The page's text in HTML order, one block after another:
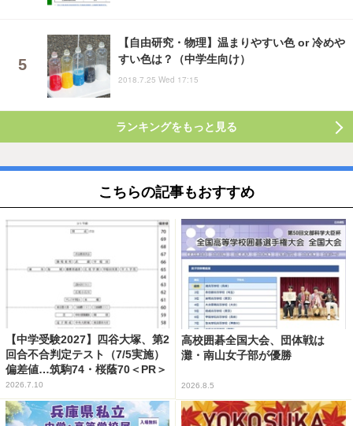
【自由研究・物理】温まりやすい色 or 冷めや
すい色は？（中学生向け）
2018.7.25 Wed 17:15
ランキングをもっと見る
こちらの記事もおすすめ
【中学受験2027】四谷大塚、第2
回合不合判定テスト（7/5実施）
偏差値…筑駒74・桜蔭70＜PR＞
2026.7.10
高校囲碁全国大会、団体戦は
灘・南山女子部が優勝
2026.8.5